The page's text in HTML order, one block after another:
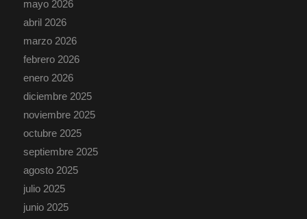
mayo 2026
abril 2026
marzo 2026
febrero 2026
enero 2026
diciembre 2025
noviembre 2025
octubre 2025
septiembre 2025
agosto 2025
julio 2025
junio 2025